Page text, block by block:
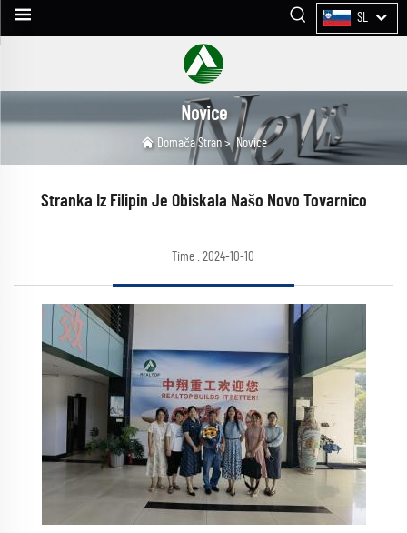
SL
Novice
Domača Stran> Novice
Stranka Iz Filipin Je Obiskala Našo Novo Tovarnico
Time : 2024-10-10